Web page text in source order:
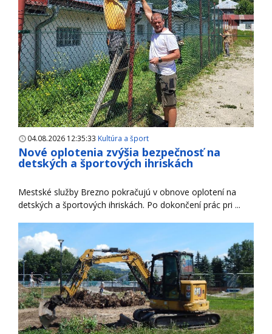
04.08.2026 12:35:33 Kultúra a šport
Nové oplotenia zvýšia bezpečnosť na
detských a športových ihriskách
Mestské služby Brezno pokračujú v obnove oplotení na
detských a športových ihriskách. Po dokončení prác pri ...